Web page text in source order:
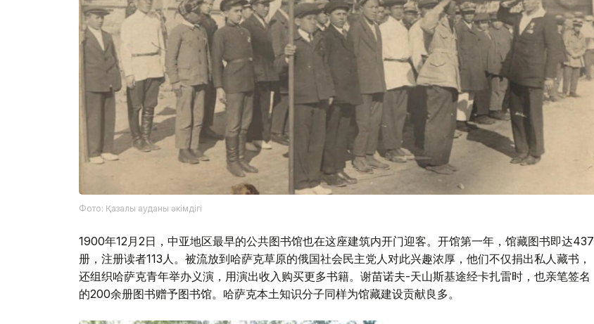
Фото: Қазалы ауданы әкімдігі
1900年12月2日，中亚地区最早的公共图书馆也在这座建筑内开门迎客。开馆第一年，馆藏图书即达437
册，注册读者113人。被流放到哈萨克草原的俄国社会民主党人对此兴趣浓厚，他们不仅捐出私人藏书，
还组织哈萨克青年举办义演，用演出收入购买更多书籍。谢苗诺夫-天山斯基途经卡扎雷时，也亲笔签名
的200余册图书赠予图书馆。哈萨克本土知识分子同样为馆藏建设贡献良多。